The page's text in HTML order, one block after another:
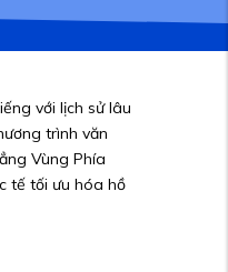
với lịch sử lâu
trình văn
Vùng Phía
tế tối ưu hóa hồ